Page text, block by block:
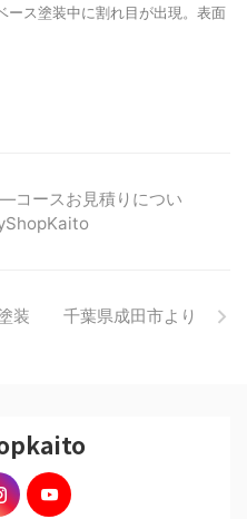
ース塗装中に割れ目が出現。表面
ースお見積りについ
装 千葉県成田市より